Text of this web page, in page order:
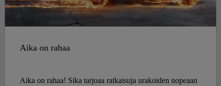
Aika on rahaa
Aika on rahaa! Sika tarjoaa ratkaisuja urakoiden nopeaan